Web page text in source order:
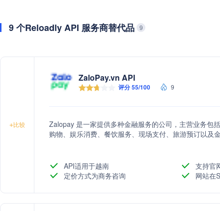
9 个Reloadly API 服务商替代品 9
+比较
ZaloPay.vn API
评分 55/100 9
Zalopay 是一家提供多种金融服务的公司，主营业务包
购物、娱乐消费、餐饮服务、现场支付、旅游预订以及
API适用于越南
支持官
定价方式为商务咨询
网站在